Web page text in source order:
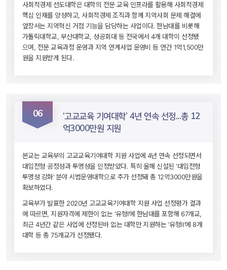
사회적경제 선도대학은 대학의 전문 교육 인프라를 활용해 사회적경제
핵심 인재를 양성하고, 사회적경제 조직과 함께 지역사회 문제 해결에
앞장서는 지역혁신 거점 기능을 담당하는 사업이다. 한남대를 비롯해
가톨릭대학교, 부산대학교, 성공회대 등 전국에서 4개 대학이 선정됐
으며, 전문 교육과정 운영과 지역 연계사업 운영비 등 연간 1억1,500만
원을 지원받게 된다.
06
‘고교교육 기여대학’ 4년 연속 선정...총 12
억3000만원 지원
본교는 교육부의 고교교육기여대학 지원 사업에 4년 연속 선정되면서
대입전형 공정성과 투명성을 인정받았다. 특히 올해 신설된 ‘대입전형
투명성 강화’ 분야 시범운영대학으로 추가 선정돼 총 12억3000만원을
확보하였다.
교육부가 발표한 2020년 고교교육기여대학 지원 사업 선정평가 결과
에 따르면, 지원자격에 제한이 없는 ‘유형Ⅰ’에 한남대를 포함해 67개교,
최근 4년간 같은 사업에 선정된바 없는 대학만 지원하는 ‘유형Ⅱ’에 8개
대학 등 총 75개교가 선정됐다.